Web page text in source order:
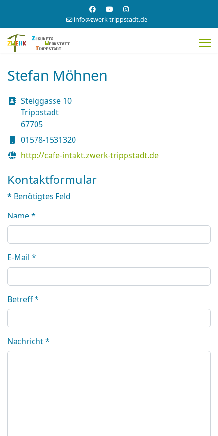
info@zwerk-trippstadt.de
Stefan Möhnen
Adresse
Steiggasse 10
Trippstadt
67705
Mobil
01578-1531320
Website
http://cafe-intakt.zwerk-trippstadt.de
Kontaktformular
* Benötigtes Feld
Name*
E-Mail *
Betreff*
Nachricht*